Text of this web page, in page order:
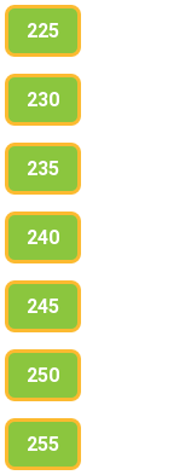
225
230
235
240
245
250
255